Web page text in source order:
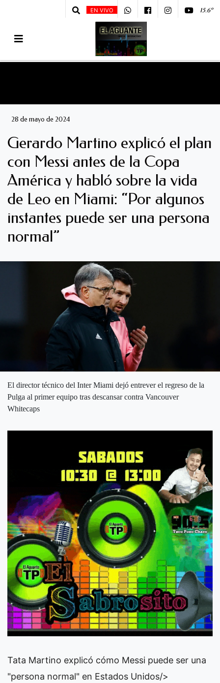
EN VIVO 15.6º
28 de mayo de 2024
Gerardo Martino explicó el plan
con Messi antes de la Copa
América y habló sobre la vida
de Leo en Miami: “Por algunos
instantes puede ser una persona
normal”
El director técnico del Inter Miami dejó entrever el regreso de la
Pulga al primer equipo tras descansar contra Vancouver
Whitecaps
Tata Martino explicó cómo Messi puede ser una
"persona normal" en Estados Unidos/>